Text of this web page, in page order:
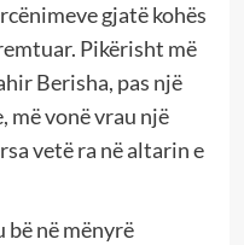
gjatë kohës
Pikërisht më
Berisha, pas një
më vonë vrau një
vetë ra në altarin e
në mënyrë